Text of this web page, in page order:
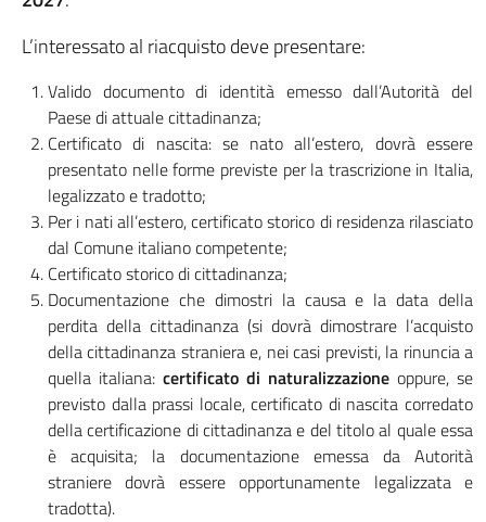
L’interessato al riacquisto deve presentare:
Valido documento di identità emesso dall’Autorità del
Paese di attuale cittadinanza;
Certificato di nascita: se nato all’estero, dovrà essere
presentato nelle forme previste per la trascrizione in Italia,
legalizzato e tradotto;
Per i nati all’estero, certificato storico di residenza rilasciato
dal Comune italiano competente;
Certificato storico di cittadinanza;
Documentazione che dimostri la causa e la data della
perdita della cittadinanza (si dovrà dimostrare l’acquisto
della cittadinanza straniera e, nei casi previsti, la rinuncia a
quella italiana: certificato di naturalizzazione oppure, se
previsto dalla prassi locale, certificato di nascita corredato
della certificazione di cittadinanza e del titolo al quale essa
è acquisita; la documentazione emessa da Autorità
straniere dovrà essere opportunamente legalizzata e
tradotta).